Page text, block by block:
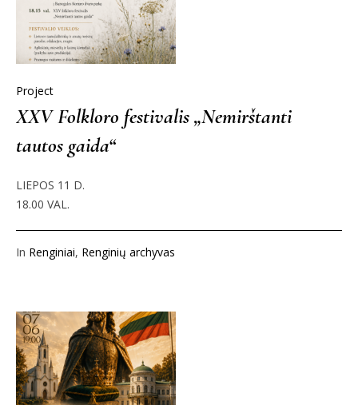
Project
XXV Folkloro festivalis „Nemirštanti
tautos gaida“
LIEPOS 11 D.
18.00 VAL.
In Renginiai, Renginių archyvas